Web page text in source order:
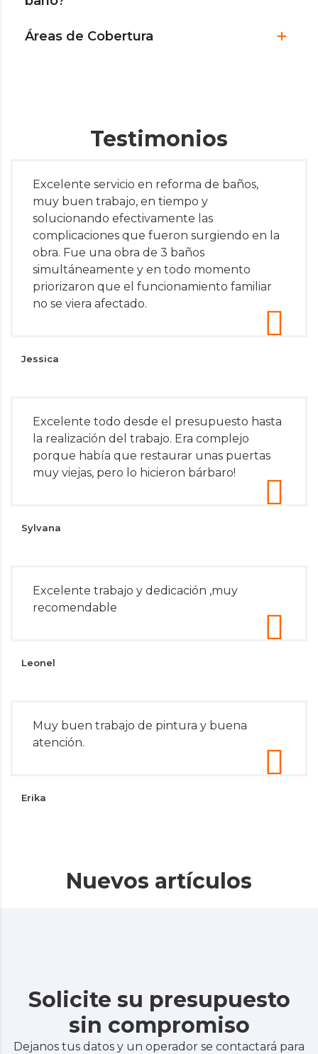
Áreas de Cobertura
Testimonios
Excelente servicio en reforma de baños,
muy buen trabajo, en tiempo y
solucionando efectivamente las
complicaciones que fueron surgiendo en la
obra. Fue una obra de 3 baños
simultáneamente y en todo momento
priorizaron que el funcionamiento familiar
no se viera afectado.
Jessica
Excelente todo desde el presupuesto hasta
la realización del trabajo. Era complejo
porque había que restaurar unas puertas
muy viejas, pero lo hicieron bárbaro!
Sylvana
Excelente trabajo y dedicación ,muy
recomendable
Leonel
Muy buen trabajo de pintura y buena
atención.
Erika
Nuevos artículos
Solicite su presupuesto
sin compromiso
Dejanos tus datos y un operador se contactará para